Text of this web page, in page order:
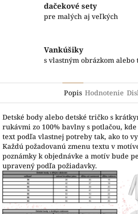
dačekové sety
pre malých aj veľkých
Vankúšiky
s vlastným obrázkom alebo
Popis Hodnotenie
Detské body alebo detské tričko s
rukávmi zo 100% bavlny s potlačou,
text podľa vlastnej potreby tak, ako to
Každú požadovanú zmenu textu v
poznámky k objednávke a motív bude
upravený podľa požiadavky.